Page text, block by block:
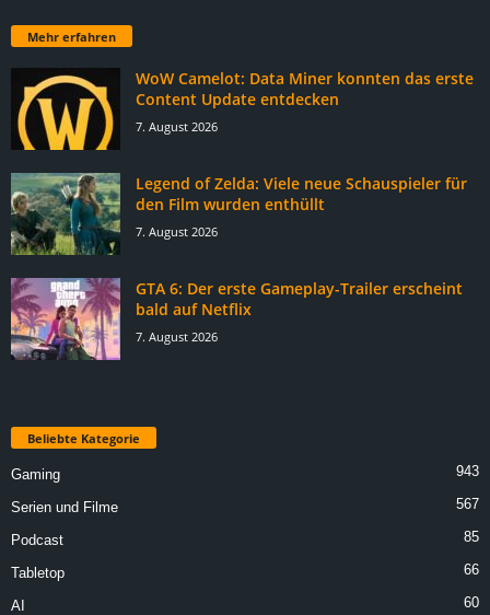
Mehr erfahren
WoW Camelot: Data Miner konnten das erste
Content Update entdecken
7. August 2026
Legend of Zelda: Viele neue Schauspieler für
den Film wurden enthüllt
7. August 2026
GTA 6: Der erste Gameplay-Trailer erscheint
bald auf Netflix
7. August 2026
Beliebte Kategorie
Gaming 943
Serien und Filme 567
Podcast 85
Tabletop 66
AI 60